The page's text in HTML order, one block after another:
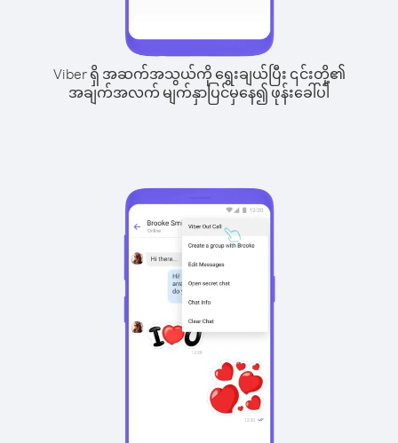
Viber ရှိ အဆက်အသွယ်ကို ရွေးချယ်ပြီး ၎င်းတို့၏
အချက်အလက် မျက်နှာပြင်မှနေ၍ ဖုန်းခေါ်ပါ